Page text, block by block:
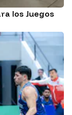
los Juegos